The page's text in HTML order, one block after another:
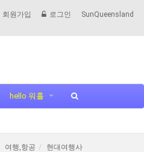
회원가입 로그인 SunQueensland
hello 워홀
여행,항공 현대여행사